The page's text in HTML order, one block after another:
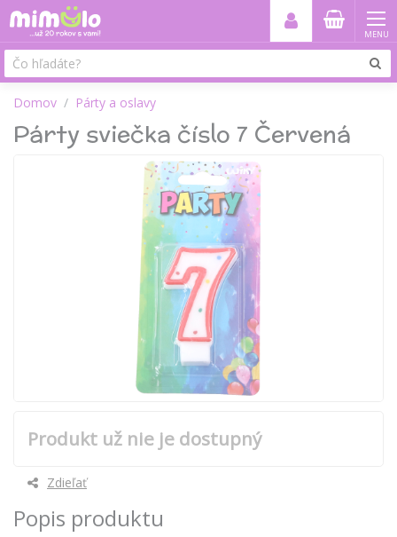
MENU
Domov Párty a oslavy
Párty sviečka číslo 7 Červená
Produkt už nie je dostupný
Zdieľať
Popis produktu